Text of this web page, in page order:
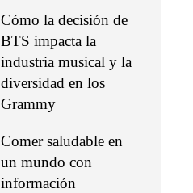
Cómo la decisión de
BTS impacta la
industria musical y la
diversidad en los
Grammy
Comer saludable en
un mundo con
información